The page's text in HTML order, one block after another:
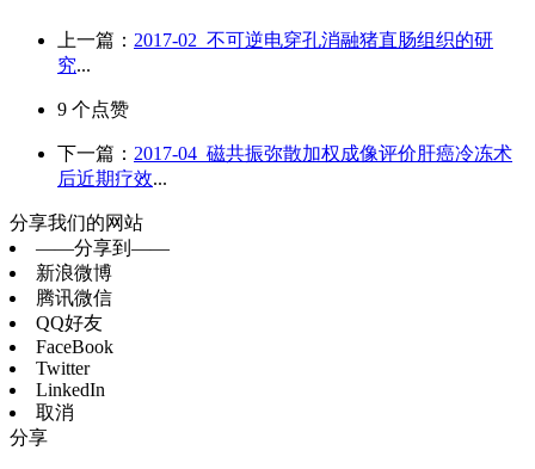
上一篇： 2017-02_不可逆电穿孔消融猪直肠组织的研
究...
9 个点赞
下一篇： 2017-04_磁共振弥散加权成像评价肝癌冷冻术
后近期疗效...
分享我们的网站
——分享到——
新浪微博
腾讯微信
QQ好友
FaceBook
Twitter
LinkedIn
取消
分享